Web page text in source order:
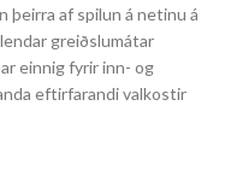
þeirra af spilun á netinu á
greiðslumátar
einnig fyrir inn- og
eftirfarandi valkostir